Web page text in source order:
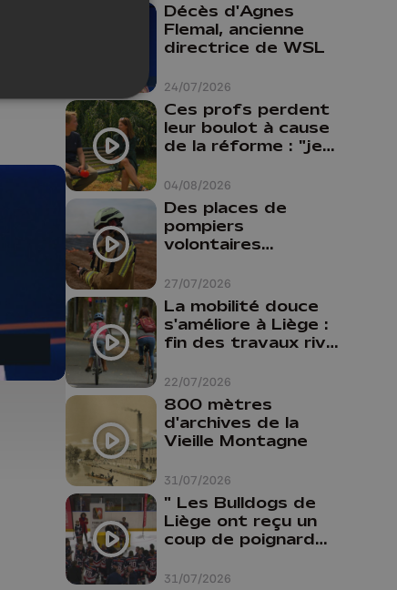
24/07/2026
Décès d'Agnes
Flemal, ancienne
directrice de WSL
04/08/2026
Ces profs perdent
leur boulot à cause
de la réforme : "je
comme prof que
comme
pharmacienne"
27/07/2026
Des places de
pompiers
volontaires
province de Liège :
"Un citoyen qui
n'est formé ne
peut pas nous
aider"
22/07/2026
La mobilité douce
s'améliore à Liège :
fin des travaux rive
cyclo-piétonnes
Avroy et
Guillemins...
31/07/2026
800 mètres
d'archives de la
Vieille Montagne
31/07/2026
" Les Bulldogs de
Liège ont reçu un
coup de poignard